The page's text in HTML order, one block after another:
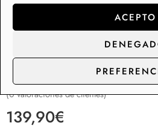
ACEPTO
Malla Ocultación
Rollos – Verde [Rollo
ancho x 100mt de
(0valoraciones de clientes)
139,90€